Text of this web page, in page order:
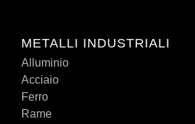
METALLI INDUSTRIALI
Alluminio
Acciaio
Ferro
Rame